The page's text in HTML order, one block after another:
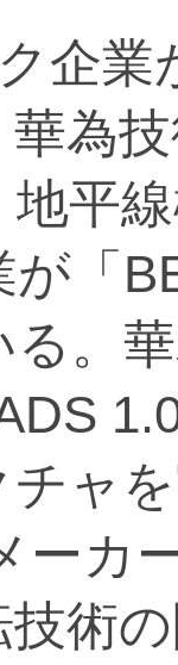
企業
為
地平
「
。
チャ
ーカ
術